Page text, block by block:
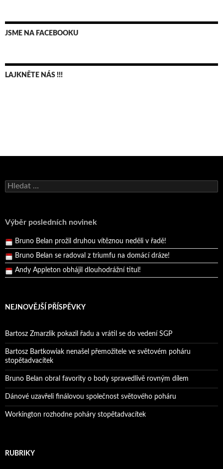
JSME NA FACEBOOKU
LAJKNĚTE NÁS !!!
Vyhledávání
Výběr posledních novinek
Bruno Belan se radoval z triumfu na domácí dráze!
Pražský přebor neskrblil překvapeními!
Bruno Belan prožil druhou vítěznou neděli v řadě!
Bruno Belan se radoval z triumfu na domácí dráze!
Andy Appleton obhájil dlouhodrážní titul!
NEJNOVĚJŠÍ PŘÍSPĚVKY
Bartosz Zmarzlik pokazil řadu a vrátil se do vedení SGP
Bartosz Bartkowiak nenašel přemožitele ve světovém poháru
stopětadvacítek
Bruno Belan obral favority o body spravedlivě rovným dílem
Dánové uzavřeli finálovou společnost světového poháru
Workington rozhodne poháry stopětadvacítek
RUBRIKY